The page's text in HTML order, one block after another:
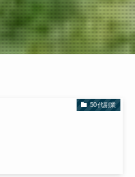
50代副業